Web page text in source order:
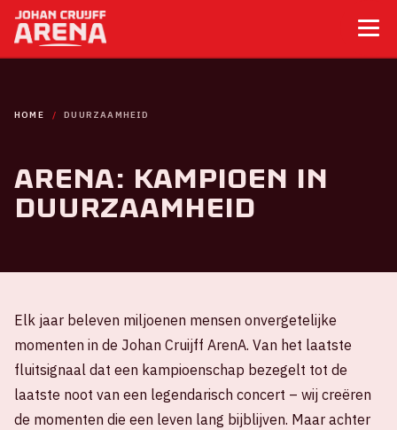
HOME DUURZAAMHEID
ArenA: kampioen in
duurzaamheid
Elk jaar beleven miljoenen mensen onvergetelijke
momenten in de Johan Cruijff ArenA. Van het laatste
fluitsignaal dat een kampioenschap bezegelt tot de
laatste noot van een legendarisch concert – wij creëren
de momenten die een leven lang bijblijven. Maar achter